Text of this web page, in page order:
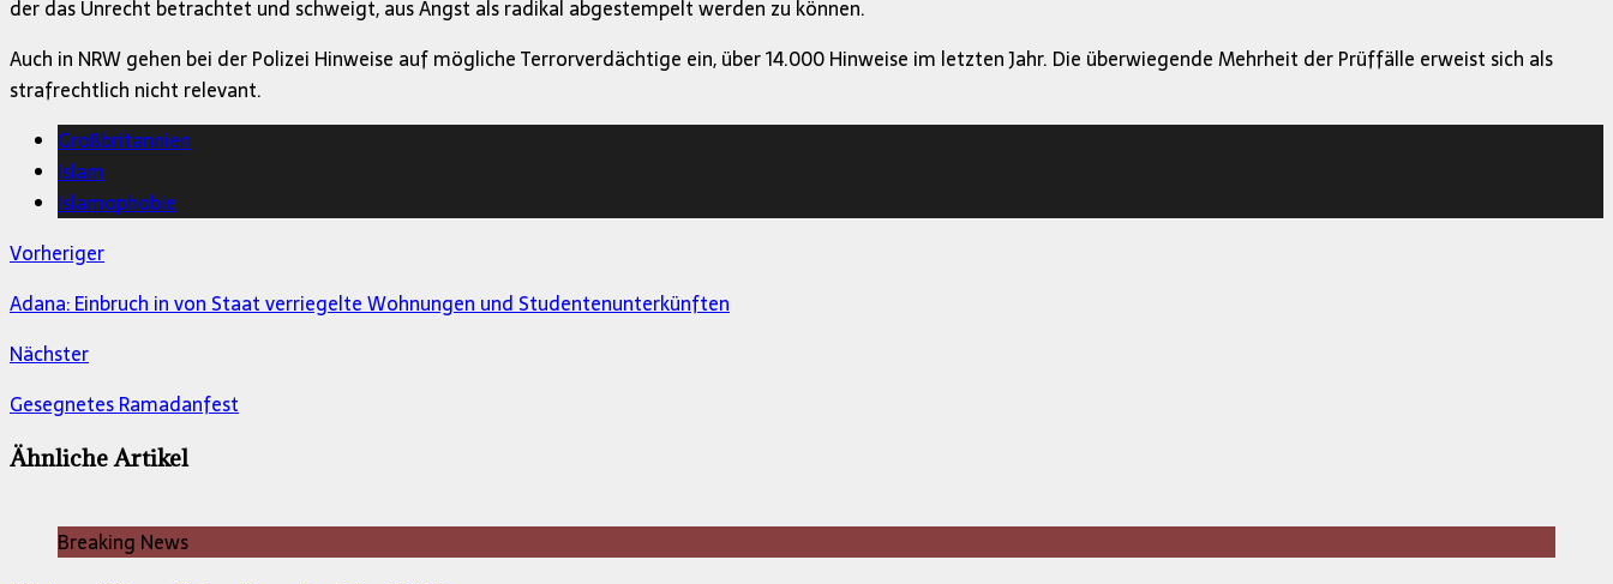
der das Unrecht betrachtet und schweigt, aus Angst als radikal abgestempelt werden zu können.
Auch in NRW gehen bei der Polizei Hinweise auf mögliche Terrorverdächtige ein, über 14.000 Hinweise im letzten Jahr. Die überwiegende Mehrheit der Prüffälle erweist sich als
strafrechtlich nicht relevant.
Großbritannien
Islam
Islamophobie
Vorheriger
Adana: Einbruch in von Staat verriegelte Wohnungen und Studentenunterkünften
Nächster
Gesegnetes Ramadanfest
Ähnliche Artikel
Breaking News